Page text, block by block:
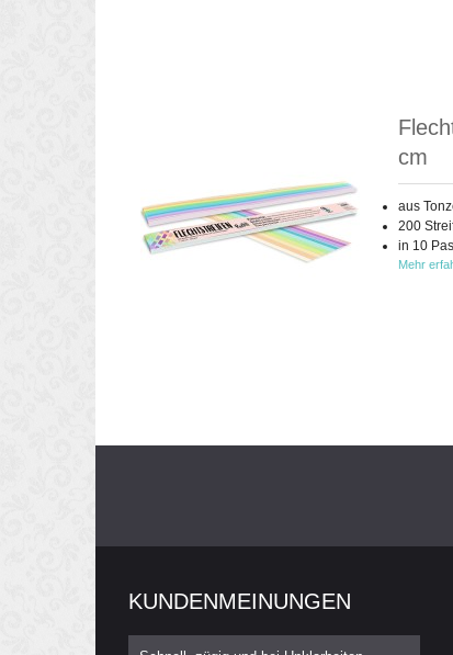
cm
aus
200
in 10
Mehr
KUNDENMEINUNGEN